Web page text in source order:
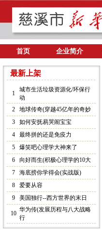
首页 企业简介
最新上架
1
城市生活垃圾资源化/环保行
动
2
地球传奇(穿越45亿年的奇妙
3
如何安抚易哭闹宝宝
4
最终拼的还是免疫力
5
爆笑吧心理学大神来了
6
向好而生(积极心理学的10大
7
海底捞你学得会(实战版)
8
爱要从容
9
美国独行--西方世界的末日
10
华为传(发展历程与八大战略
行